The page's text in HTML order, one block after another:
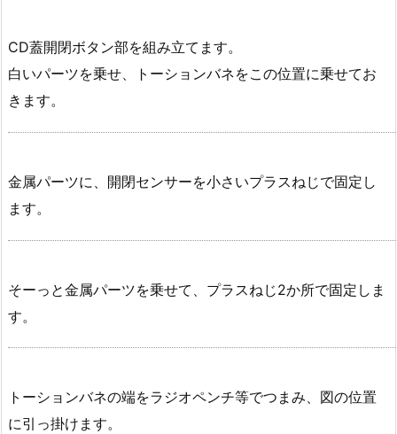
CD蓋開閉ボタン部を組み立てます。
白いパーツを乗せ、トーションバネをこの位置に乗せてお
きます。
金属パーツに、開閉センサーを小さいプラスねじで固定し
ます。
そーっと金属パーツを乗せて、プラスねじ2か所で固定しま
す。
トーションバネの端をラジオペンチ等でつまみ、図の位置
に引っ掛けます。